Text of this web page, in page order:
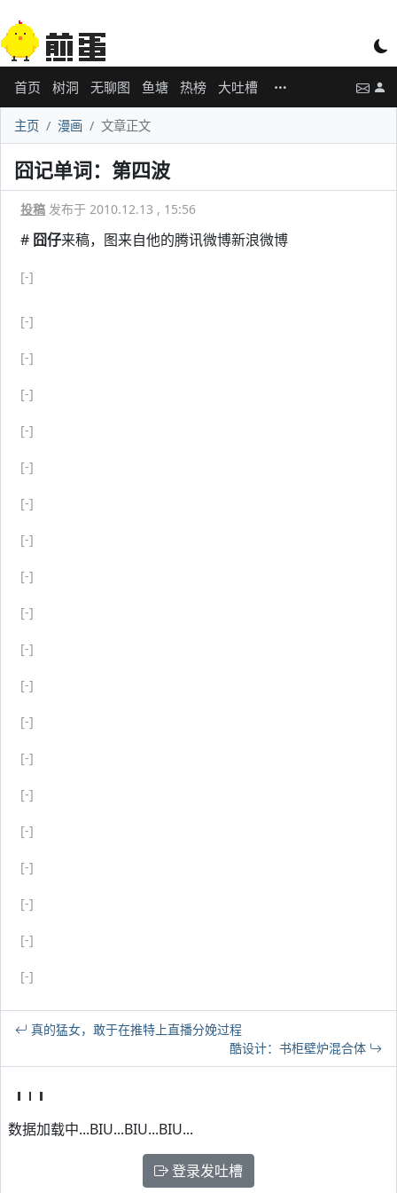
首页 树洞 无聊图 鱼塘 热榜 大吐槽
主页 漫画 文章正文
囧记单词：第四波
投稿 发布于 2010.12.13 , 15:56
# 囧仔来稿，图来自他的腾讯微博新浪微博
[-]
[-]
[-]
[-]
[-]
[-]
[-]
[-]
[-]
[-]
[-]
[-]
[-]
[-]
[-]
[-]
[-]
[-]
[-]
[-]
真的猛女，敢于在推特上直播分娩过程
酷设计：书柜壁炉混合体
数据加载中...BIU...BIU...BIU...
登录发吐槽